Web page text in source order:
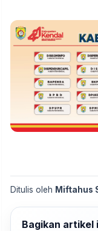
Ditulis oleh Miftahus
Bagikan artikel